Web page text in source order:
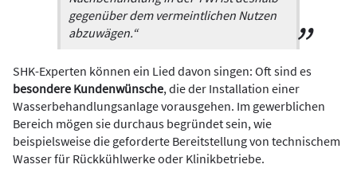
gegenüber dem vermeintlichen Nutzen
abzuwägen.“
SHK-Experten können ein Lied davon singen: Oft sind es
besondere Kundenwünsche, die der Installation einer
Wasserbehandlungsanlage vorausgehen. Im gewerblichen
Bereich mögen sie durchaus begründet sein, wie
beispielsweise die geforderte Bereitstellung von technischem
Wasser für Rückkühlwerke oder Klinikbetriebe.